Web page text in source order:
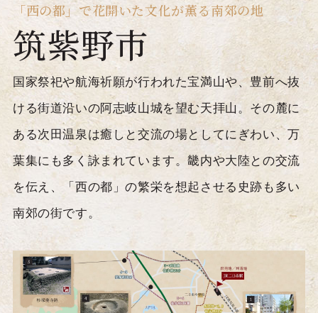
「西の都」で花開いた文化が薫る南郊の地
筑紫野市
国家祭祀や航海祈願が行われた宝満山や、豊前へ抜
ける街道沿いの阿志岐山城を望む天拝山。その麓に
ある次田温泉は癒しと交流の場としてにぎわい、万
葉集にも多く詠まれています。畿内や大陸との交流
を伝え、「西の都」の繁栄を想起させる史跡も多い
南郊の街です。